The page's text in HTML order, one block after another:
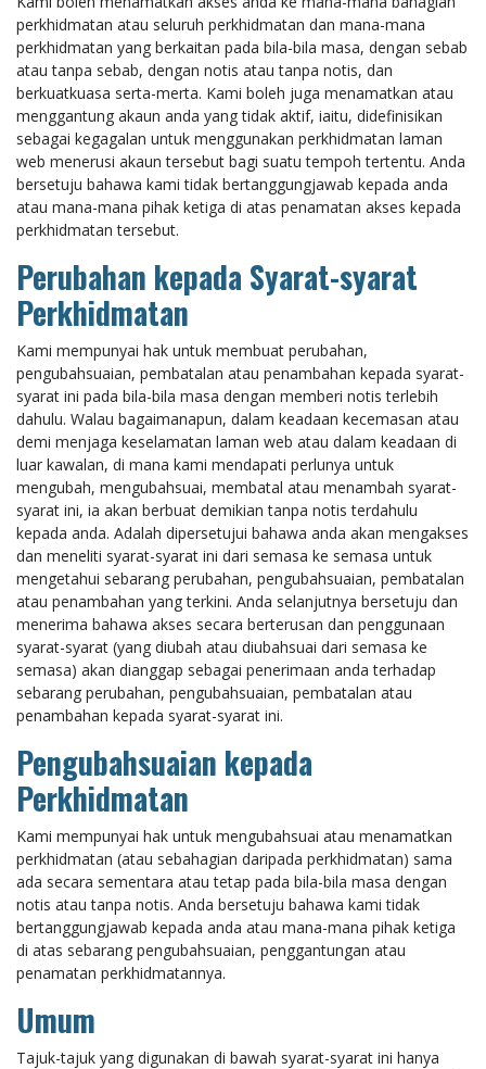
perkhidmatan atau seluruh perkhidmatan dan mana-mana
perkhidmatan yang berkaitan pada bila-bila masa, dengan sebab
atau tanpa sebab, dengan notis atau tanpa notis, dan
berkuatkuasa serta-merta. Kami boleh juga menamatkan atau
menggantung akaun anda yang tidak aktif, iaitu, didefinisikan
sebagai kegagalan untuk menggunakan perkhidmatan laman
web menerusi akaun tersebut bagi suatu tempoh tertentu. Anda
bersetuju bahawa kami tidak bertanggungjawab kepada anda
atau mana-mana pihak ketiga di atas penamatan akses kepada
perkhidmatan tersebut.
Perubahan kepada Syarat-syarat
Perkhidmatan
Kami mempunyai hak untuk membuat perubahan,
pengubahsuaian, pembatalan atau penambahan kepada syarat-
syarat ini pada bila-bila masa dengan memberi notis terlebih
dahulu. Walau bagaimanapun, dalam keadaan kecemasan atau
demi menjaga keselamatan laman web atau dalam keadaan di
luar kawalan, di mana kami mendapati perlunya untuk
mengubah, mengubahsuai, membatal atau menambah syarat-
syarat ini, ia akan berbuat demikian tanpa notis terdahulu
kepada anda. Adalah dipersetujui bahawa anda akan mengakses
dan meneliti syarat-syarat ini dari semasa ke semasa untuk
mengetahui sebarang perubahan, pengubahsuaian, pembatalan
atau penambahan yang terkini. Anda selanjutnya bersetuju dan
menerima bahawa akses secara berterusan dan penggunaan
syarat-syarat (yang diubah atau diubahsuai dari semasa ke
semasa) akan dianggap sebagai penerimaan anda terhadap
sebarang perubahan, pengubahsuaian, pembatalan atau
penambahan kepada syarat-syarat ini.
Pengubahsuaian kepada
Perkhidmatan
Kami mempunyai hak untuk mengubahsuai atau menamatkan
perkhidmatan (atau sebahagian daripada perkhidmatan) sama
ada secara sementara atau tetap pada bila-bila masa dengan
notis atau tanpa notis. Anda bersetuju bahawa kami tidak
bertanggungjawab kepada anda atau mana-mana pihak ketiga
di atas sebarang pengubahsuaian, penggantungan atau
penamatan perkhidmatannya.
Umum
Tajuk-tajuk yang digunakan di bawah syarat-syarat ini hanya